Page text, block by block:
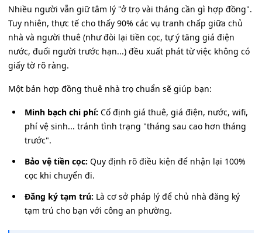
Nhiều người vẫn giữ tâm lý "ở trọ vài tháng cần gì hợp đồng".
Tuy nhiên, thực tế cho thấy 90% các vụ tranh chấp giữa chủ
nhà và người thuê (như đòi lại tiền cọc, tự ý tăng giá điện
nước, đuổi người trước hạn...) đều xuất phát từ việc không có
giấy tờ rõ ràng.
Một bản hợp đồng thuê nhà trọ chuẩn sẽ giúp bạn:
Minh bạch chi phí: Cố định giá thuê, giá điện, nước, wifi,
phí vệ sinh... tránh tình trạng "tháng sau cao hơn tháng
trước".
Bảo vệ tiền cọc: Quy định rõ điều kiện để nhận lại 100%
cọc khi chuyển đi.
Đăng ký tạm trú: Là cơ sở pháp lý để chủ nhà đăng ký
tạm trú cho bạn với công an phường.